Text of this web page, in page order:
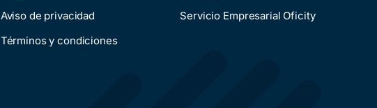
Aviso de privacidad
Términos y condiciones
Servicio Empresarial Oficity